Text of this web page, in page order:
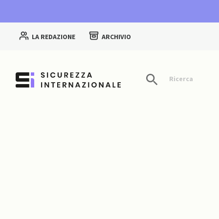
LA REDAZIONE ARCHIVIO
Ricerca